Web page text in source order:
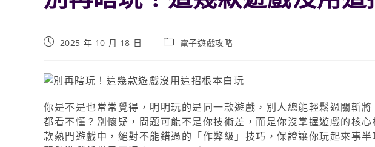
2025 年 10 月 18 日 電子遊戲攻略
你是不是也常常覺得，明明玩的是同一款遊戲，別人總能輕鬆過關斬
都看不懂？別懷疑，問題可能不是你技術差，而是你沒掌握遊戲的核
款熱門遊戲中，絕對不能錯過的「作弊級」技巧，保證讓你玩起來事